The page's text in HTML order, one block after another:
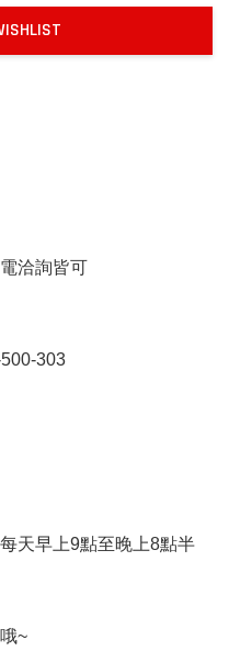
洽詢皆可
303
天早上9點至晚上8點半
~